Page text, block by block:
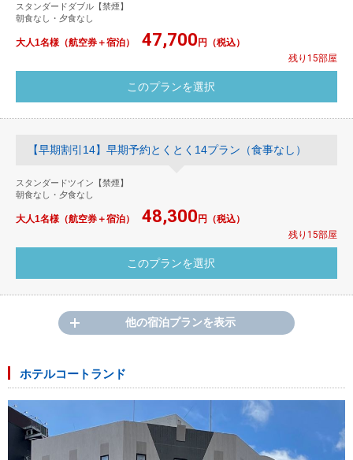
スタンダードダブル【禁煙】
朝食なし・夕食なし
大人1名様（航空券＋宿泊） 47,700円（税込）
残り15部屋
【早期割引14】早期予約とくとく14プラン（食事なし）
スタンダードツイン【禁煙】
朝食なし・夕食なし
大人1名様（航空券＋宿泊） 48,300円（税込）
残り15部屋
他の宿泊プランを表示
ホテルコートランド